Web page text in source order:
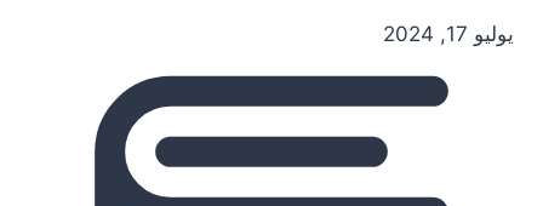
يوليو 17, 2024